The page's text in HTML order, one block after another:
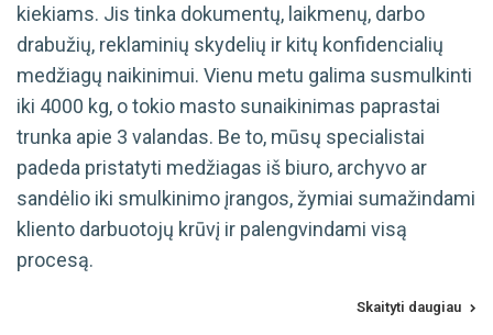
kiekiams. Jis tinka dokumentų, laikmenų, darbo
drabužių, reklaminių skydelių ir kitų konfidencialių
medžiagų naikinimui. Vienu metu galima susmulkinti
iki 4000 kg, o tokio masto sunaikinimas paprastai
trunka apie 3 valandas. Be to, mūsų specialistai
padeda pristatyti medžiagas iš biuro, archyvo ar
sandėlio iki smulkinimo įrangos, žymiai sumažindami
kliento darbuotojų krūvį ir palengvindami visą
procesą.
Skaityti daugiau